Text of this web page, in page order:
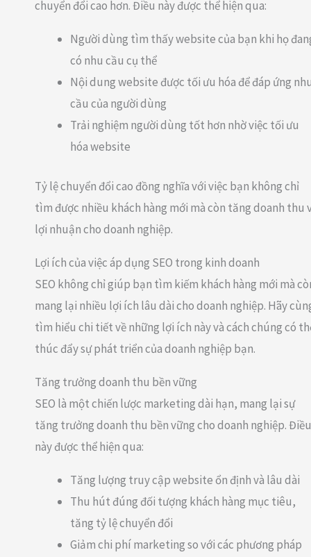
chuyển đổi cao hơn. Điều này được thể hiện qua:
Người dùng tìm thấy website của bạn khi họ
có nhu cầu cụ thể
Nội dung website được tối ưu hóa để đáp ứng
cầu của người dùng
Trải nghiệm người dùng tốt hơn nhờ việc tối ưu
hóa website
Tỷ lệ chuyển đổi cao đồng nghĩa với việc bạn không chỉ
tìm được nhiều khách hàng mới mà còn tăng doanh thu
lợi nhuận cho doanh nghiệp.
Lợi ích của việc áp dụng SEO trong kinh doanh
SEO không chỉ giúp bạn tìm kiếm khách hàng mới mà
mang lại nhiều lợi ích lâu dài cho doanh nghiệp. Hãy
tìm hiểu chi tiết về những lợi ích này và cách chúng có
thúc đẩy sự phát triển của doanh nghiệp bạn.
Tăng trưởng doanh thu bền vững
SEO là một chiến lược marketing dài hạn, mang lại sự
tăng trưởng doanh thu bền vững cho doanh nghiệp. Điều
này được thể hiện qua:
Tăng lượng truy cập website ổn định và lâu dài
Thu hút đúng đối tượng khách hàng mục tiêu,
tăng tỷ lệ chuyển đổi
Giảm chi phí marketing so với các phương pháp